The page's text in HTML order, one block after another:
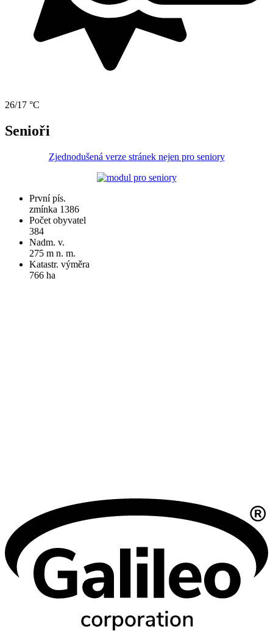
26/17 °C
Senioři
Zjednodušená verze stránek nejen pro seniory
První pís.
zmínka 1386
Počet obyvatel
384
Nadm. v.
275 m n. m.
Katastr. výměra
766 ha